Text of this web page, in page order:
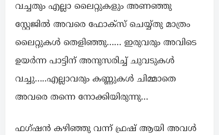
വച്ചതും എല്ലാ ലൈറ്റുകളും അണഞ്ഞു
സ്റ്റേജിൽ അവരെ ഫോക്സ് ചെയ്യ്തു മാത്രം
ലൈറ്റുകൾ തെളിഞ്ഞു…… ഇരുവരും അവിടെ
ഉയർന്ന പാട്ടിന് അനുസരിച്ച് ചുവടുകൾ
വച്ചു…..എല്ലാവരും കണ്ണുകൾ ചിമ്മാതെ
അവരെ തന്നെ നോക്കിയിരുന്നു…
ഫഗ്ഷൻ കഴിഞ്ഞു വന്ന് ഫ്രഷ്‌ ആയി അവൾ